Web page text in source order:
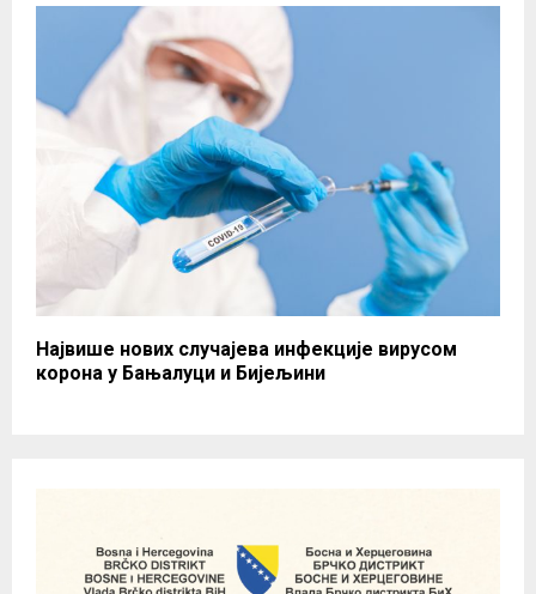
Највише нових случајева инфекције вирусом
корона у Бањалуци и Бијeљини